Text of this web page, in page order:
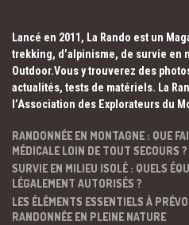
Lancé en 2011, La Rando est un
trekking, d’alpinisme, de survie en
Outdoor.Vous y trouverez des
actualités, tests de matériels. La
l’Association des Explorateurs du
RANDONNÉE EN MONTAGNE : QUE
MÉDICALE LOIN DE TOUT SECOURS ?
SURVIE EN MILIEU ISOLÉ : QUELS
LÉGALEMENT AUTORISÉS ?
LES ÉLÉMENTS ESSENTIELS À
RANDONNÉE EN PLEINE NATURE